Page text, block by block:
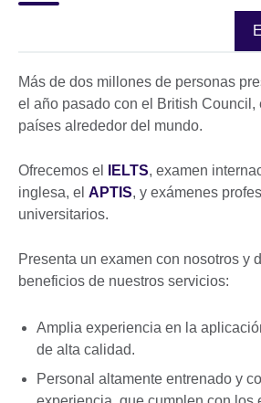
Más de dos millones de personas
el año pasado con el British Council,
países alrededor del mundo.
Ofrecemos el IELTS, examen
inglesa, el APTIS, y exámenes
universitarios.
Presenta un examen con nosotros y
beneficios de nuestros servicios:
Amplia experiencia en la
de alta calidad.
Personal altamente entrenado y